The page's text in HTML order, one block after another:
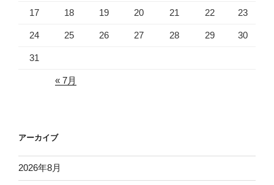
17 18 19 20 21 22 23
24 25 26 27 28 29 30
31
« 7月
アーカイブ
2026年8月